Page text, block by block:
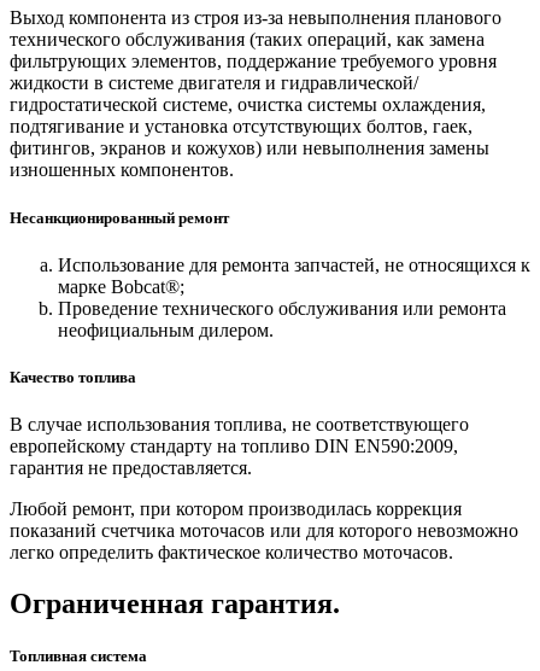
Выход компонента из строя из-за невыполнения планового
технического обслуживания (таких операций, как замена
фильтрующих элементов, поддержание требуемого уровня
жидкости в системе двигателя и гидравлической/
гидростатической системе, очистка системы охлаждения,
подтягивание и установка отсутствующих болтов, гаек,
фитингов, экранов и кожухов) или невыполнения замены
изношенных компонентов.
Несанкционированный ремонт
Использование для ремонта запчастей, не относящихся к
марке Bobcat®;
Проведение технического обслуживания или ремонта
неофициальным дилером.
Качество топлива
В случае использования топлива, не соответствующего
европейскому стандарту на топливо DIN EN590:2009,
гарантия не предоставляется.
Любой ремонт, при котором производилась коррекция
показаний счетчика моточасов или для которого невозможно
легко определить фактическое количество моточасов.
Ограниченная гарантия.
Топливная система